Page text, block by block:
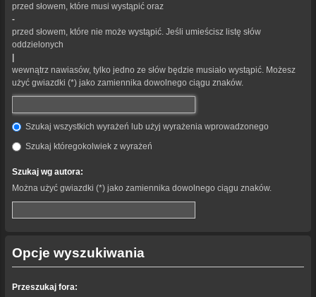
przed słowem, które musi wystąpić oraz
-
przed słowem, które nie może wystąpić. Jeśli umieścisz listę słów
oddzielonych
wewnątrz nawiasów, tylko jedno ze słów będzie musiało wystąpić. Możesz
użyć gwiazdki (*) jako zamiennika dowolnego ciągu znaków.
Szukaj wszystkich wyrażeń lub użyj wyrażenia wprowadzonego
Szukaj któregokolwiek z wyrażeń
Szukaj wg autora:
Można użyć gwiazdki (*) jako zamiennika dowolnego ciągu znaków.
Opcje wyszukiwania
Przeszukaj fora: